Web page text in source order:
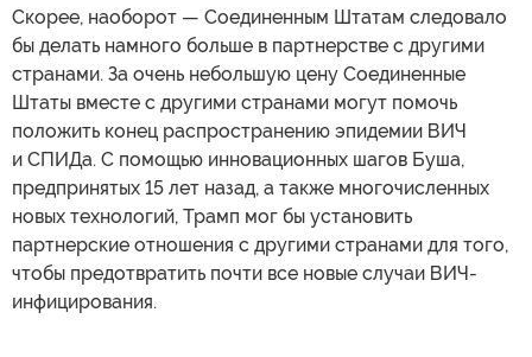
Скорее, наоборот — Соединенным Штатам следовало
бы делать намного больше в партнерстве с другими
странами. За очень небольшую цену Соединенные
Штаты вместе с другими странами могут помочь
положить конец распространению эпидемии ВИЧ
и СПИДа. С помощью инновационных шагов Буша,
предпринятых 15 лет назад, а также многочисленных
новых технологий, Трамп мог бы установить
партнерские отношения с другими странами для того,
чтобы предотвратить почти все новые случаи ВИЧ-
инфицирования.